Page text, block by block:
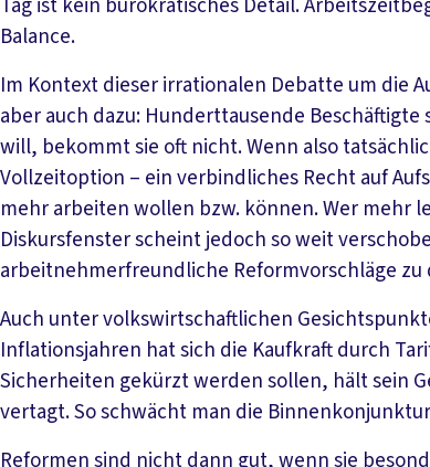
Tag ist kein bürokratisches Detail.
Balance.
Im Kontext dieser irrationalen Debatte um die
aber auch dazu: Hunderttausende
will, bekommt sie oft nicht. Wenn also
Vollzeitoption – ein verbindliches Recht auf
mehr arbeiten wollen bzw. können. Wer mehr
Diskursfenster scheint jedoch so weit
arbeitnehmerfreundliche Reformvorschläge
Auch unter volkswirtschaftlichen
Inflationsjahren hat sich die Kaufkraft durch
Sicherheiten gekürzt werden sollen, hält sein
vertagt. So schwächt man die